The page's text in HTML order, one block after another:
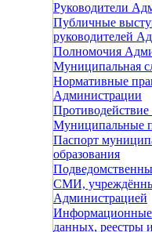
Руководители
Публичные
руководителей
Полномочия
Муниципальная
Нормативные
Администрации
Муниципальные
Паспорт
образования
СМИ,
Администрацией
Информационные
данных, реестры